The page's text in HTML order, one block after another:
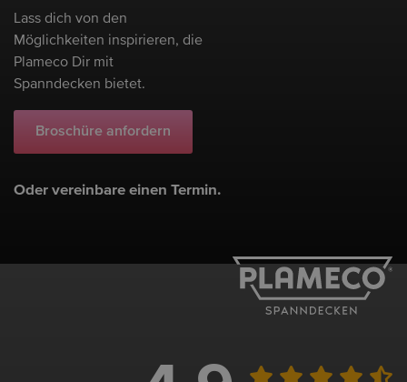
Lass dich von den
Möglichkeiten inspirieren, die
Plameco Dir mit
Spanndecken bietet.
Broschüre anfordern
Oder vereinbare einen Termin.